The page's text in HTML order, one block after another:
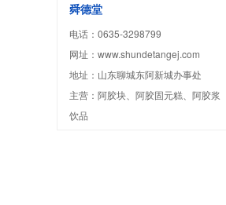
舜德堂
电话：0635-3298799
网址： www.shundetangej.com
地址：山东聊城东阿新城办事处
主营：阿胶块、阿胶固元糕、阿胶浆
饮品